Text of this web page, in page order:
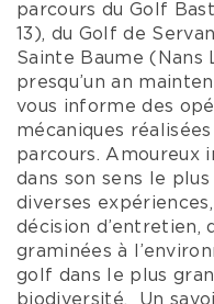
parcours du Golf
13), du Golf de
Sainte Baume (Nans
presqu’un an
vous informe des
mécaniques
parcours. Amoureux
dans son sens le
diverses
décision d’entretien,
graminées à
golf dans le plus
biodiversité. Un